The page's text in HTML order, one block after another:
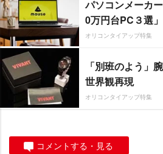
パソコンメーカ
0万円台PC３選」
オリコンタイアップ特集
「別班のよう」
世界観再現
オリコンタイアップ特集
コメントする・見る